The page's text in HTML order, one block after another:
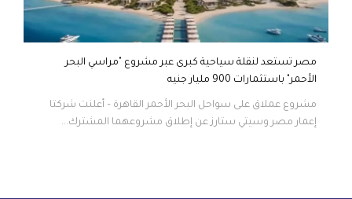
مصر تستعد لنقلة سياحية كبرى عبر مشروع "مراسي البحر
الأحمر" باستثمارات 900 مليار جنيه
مشروع عملاق على سواحل البحر الأحمر القاهرة – أعلنت شركتا
إعمار مصر وسيتي ستارز عن إطلاق مشروعهما المشترك...